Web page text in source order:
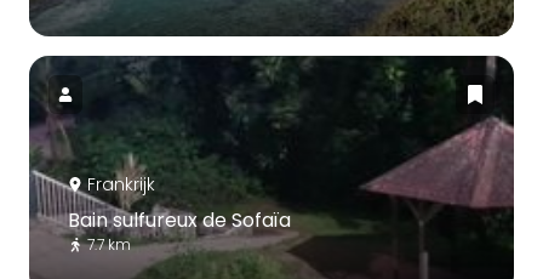
Frankrijk
Bain sulfureux de Sofaïa
7.7 km